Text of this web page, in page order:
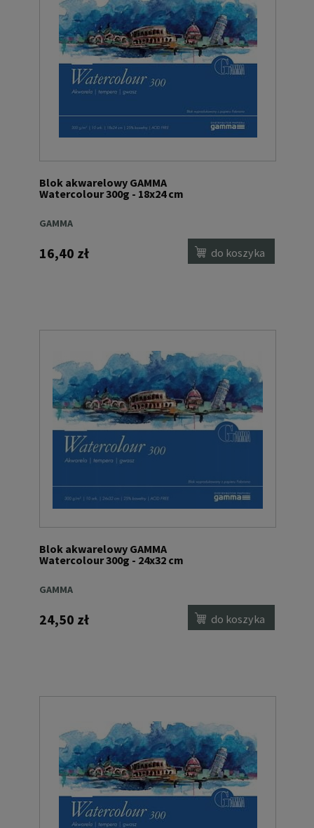
Blok akwarelowy GAMMA
Watercolour 300g - 18x24 cm
GAMMA
16,40 zł do koszyka
Blok akwarelowy GAMMA
Watercolour 300g - 24x32 cm
GAMMA
24,50 zł do koszyka